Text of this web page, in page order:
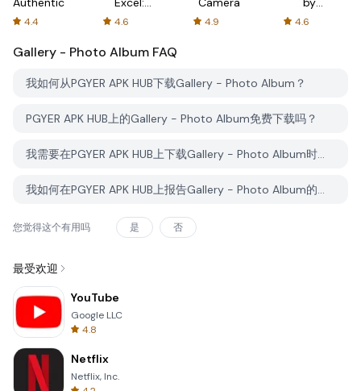
4.4
Spreadsheets
4.6 4.9
AFTVnews
4.6
Gallery - Photo Album FAQ
我如何从PGYER APK HUB下载Gallery - Photo Album？
PGYER APK HUB上的Gallery - Photo Album免费下载吗？
我需要在PGYER APK HUB上下载Gallery - Photo Album时需要账户吗？
我如何在PGYER APK HUB上报告Gallery - Photo Album的问题？
您觉得这个有用吗 是 否
最受欢迎
YouTube
Google LLC
4.8
Netflix
Netflix, Inc.